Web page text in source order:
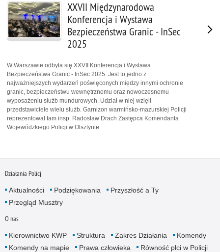
XXVII Międzynarodowa
Konferencja i Wystawa
Bezpieczeństwa Granic - InSec
2025
W Warszawie odbyła się XXVII Konferencja i Wystawa
Bezpieczeństwa Granic - InSec 2025. Jest to jedno z
najważniejszych wydarzeń poświęconych między innymi ochronie
granic, bezpieczeństwu wewnętrznemu oraz nowoczesnemu
wyposażeniu służb mundurowych. Udział w niej wzięli
przedstawiciele wielu służb. Garnizon warmińsko-mazurskiej Policji
reprezentował tam insp. Radosław Drach Zastępca Komendanta
Wojewódzkiego Policji w Olsztynie.
Działania Policji
Aktualności Podziękowania
Przyszłość a Ty
Przegląd Musztry
O nas
Kierownictwo KWP Struktura Zakres Działania
Komendy
Komendy na mapie
Prawa człowieka Równość płci w Policji